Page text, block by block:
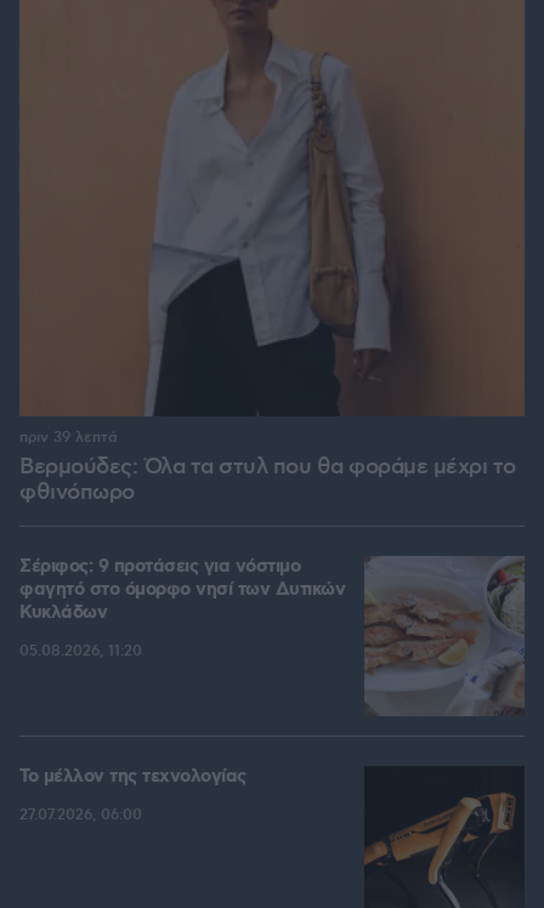
Βερμούδες: Όλα τα στυλ που θα φοράμε μέχρι το
φθινόπωρο
πριν 39 λεπτά
Σέριφος: 9 προτάσεις για νόστιμο
φαγητό στο όμορφο νησί των Δυτικών
Κυκλάδων
05.08.2026, 11:20
Το μέλλον της τεχνολογίας
27.07.2026, 06:00